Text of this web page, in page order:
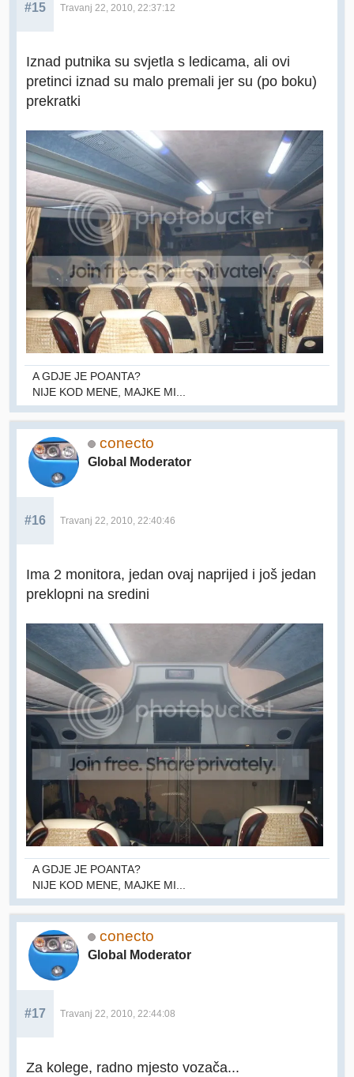
#15 Travanj 22, 2010, 22:37:12
Iznad putnika su svjetla s ledicama, ali ovi
pretinci iznad su malo premali jer su (po boku)
prekratki
A GDJE JE POANTA?
NIJE KOD MENE, MAJKE MI...
conecto
Global Moderator
#16 Travanj 22, 2010, 22:40:46
Ima 2 monitora, jedan ovaj naprijed i još jedan
preklopni na sredini
A GDJE JE POANTA?
NIJE KOD MENE, MAJKE MI...
conecto
Global Moderator
#17 Travanj 22, 2010, 22:44:08
Za kolege, radno mjesto vozača...